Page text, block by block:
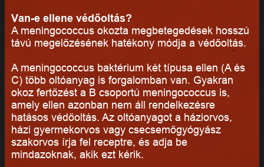
Van-e ellene védőoltás?
A meningococcus okozta megbetegedések hosszú
távú megelőzésének hatékony módja a védőoltás.
A meningococcus baktérium két típusa ellen (A és
C) több oltóanyag is forgalomban van. Gyakran
okoz fertőzést a B csoportú meningococcus is,
amely ellen azonban nem áll rendelkezésre
hatásos védőoltás. Az oltóanyagot a háziorvos,
házi gyermekorvos vagy csecsemőgyógyász
szakorvos írja fel receptre, és adja be
mindazoknak, akik ezt kérik.